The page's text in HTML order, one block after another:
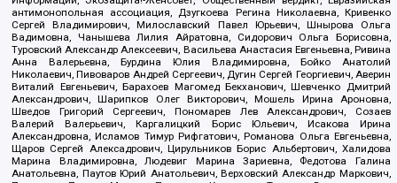
антимонопольная ассоциация, Дзугкоева Регина Николаевна, Кривенко
Сергей Владимирович, Милославский Павел Юрьевич, Шнырова Ольга
Вадимовна, Чанышева Лилия Айратовна, Сидорович Ольга Борисовна,
Туровский Александр Алексеевич, Васильева Анастасия Евгеньевна, Ривина
Анна Валерьевна, Бурдина Юлия Владимировна, Бойко Анатолий
Николаевич, Пивоваров Андрей Сергеевич, Дугин Сергей Георгиевич, Аверин
Виталий Евгеньевич, Барахоев Магомед Бекханович, Шевченко Дмитрий
Александрович, Шарипков Олег Викторович, Мошель Ирина Ароновна,
Шведов Григорий Сергеевич, Пономарев Лев Александрович, Созаев
Валерий Валерьевич, Каргалицкий Борис Юльевич, Исакова Ирина
Александровна, Исламов Тимур Рифгатович, Романова Ольга Евгеньевна,
Щаров Сергей Алексадрович, Цирульников Борис Альбертович, Халидова
Марина Владимировна, Людевиг Марина Зариевна, Федотова Галина
Анатольевна, Паутов Юрий Анатольевич, Верховский Александр Маркович,